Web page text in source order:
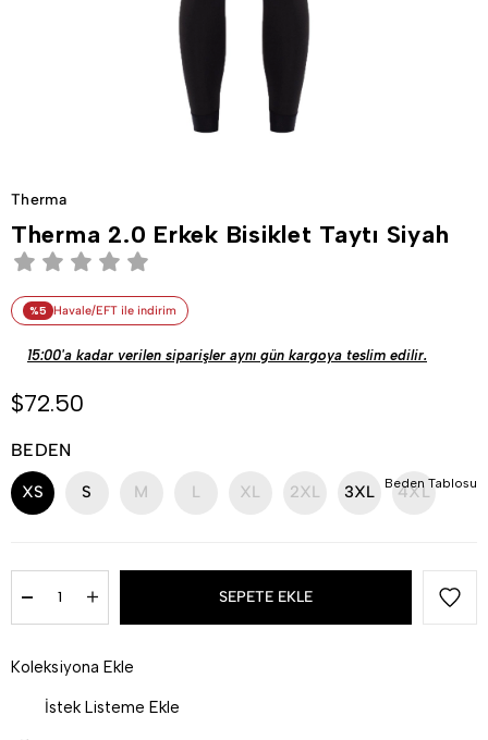
Therma
Therma 2.0 Erkek Bisiklet Taytı Siyah
%5 Havale/EFT ile indirim
15:00'a kadar verilen siparişler aynı gün kargoya teslim edilir.
$72.50
BEDEN
XS S M L XL 2XL 3XL 4XL
Beden Tablosu
Koleksiyona Ekle
İstek Listeme Ekle